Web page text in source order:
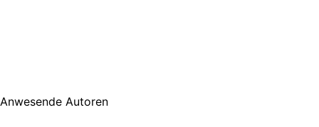
Anwesende Autoren